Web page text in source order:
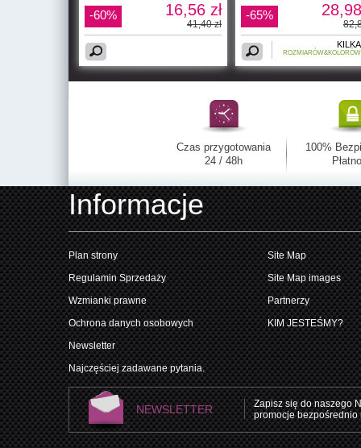
-60% 16,56 zł
41,40 zł
-65%
KILKA
ROZMIARÓW&KOLORÓW
Czas przygotowania
24 / 48h
100%
Informacje
Plan strony
Regulamin Sprzedaży
Wzmianki prawne
Ochrona danych osobowych
Newsletter
Najczęściej zadawane pytania.
Site Map
Site Map images
Partnerzy
KIM JESTEŚMY?
NEWSLETTER
Zapisz się do naszego
promocje bezpośrednio